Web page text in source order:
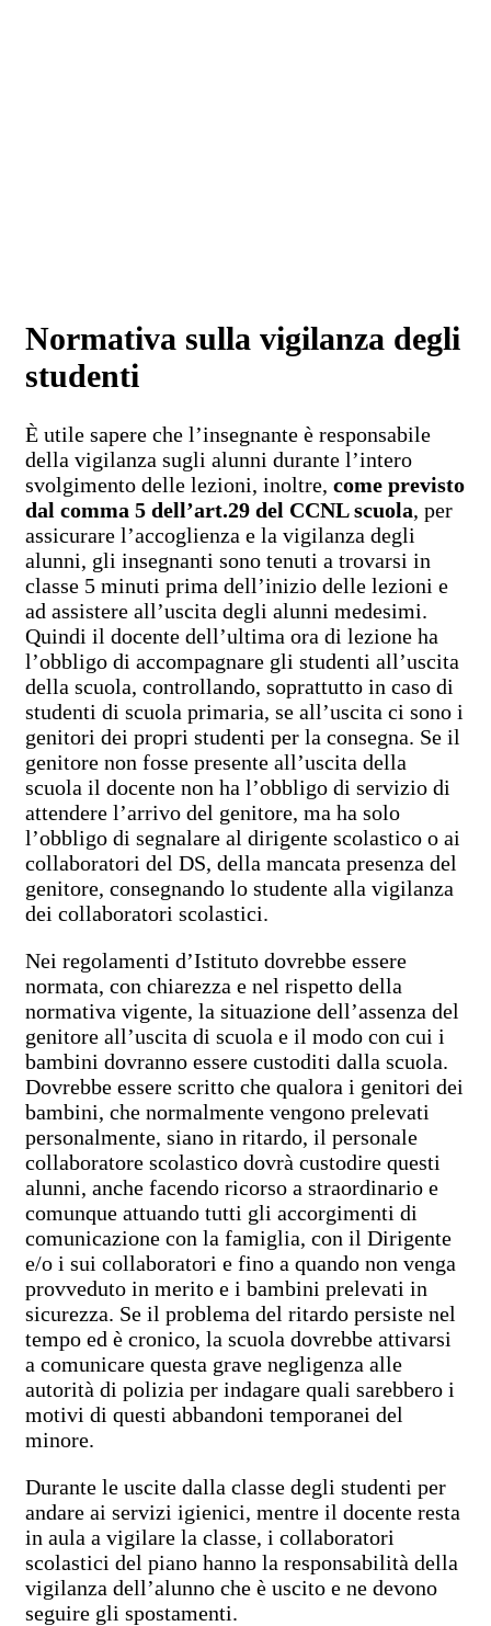
Normativa sulla vigilanza degli
studenti
È utile sapere che l’insegnante è responsabile
della vigilanza sugli alunni durante l’intero
svolgimento delle lezioni, inoltre, come previsto
dal comma 5 dell’art.29 del CCNL scuola, per
assicurare l’accoglienza e la vigilanza degli
alunni, gli insegnanti sono tenuti a trovarsi in
classe 5 minuti prima dell’inizio delle lezioni e
ad assistere all’uscita degli alunni medesimi.
Quindi il docente dell’ultima ora di lezione ha
l’obbligo di accompagnare gli studenti all’uscita
della scuola, controllando, soprattutto in caso di
studenti di scuola primaria, se all’uscita ci sono i
genitori dei propri studenti per la consegna. Se il
genitore non fosse presente all’uscita della
scuola il docente non ha l’obbligo di servizio di
attendere l’arrivo del genitore, ma ha solo
l’obbligo di segnalare al dirigente scolastico o ai
collaboratori del DS, della mancata presenza del
genitore, consegnando lo studente alla vigilanza
dei collaboratori scolastici.
Nei regolamenti d’Istituto dovrebbe essere
normata, con chiarezza e nel rispetto della
normativa vigente, la situazione dell’assenza del
genitore all’uscita di scuola e il modo con cui i
bambini dovranno essere custoditi dalla scuola.
Dovrebbe essere scritto che qualora i genitori dei
bambini, che normalmente vengono prelevati
personalmente, siano in ritardo, il personale
collaboratore scolastico dovrà custodire questi
alunni, anche facendo ricorso a straordinario e
comunque attuando tutti gli accorgimenti di
comunicazione con la famiglia, con il Dirigente
e/o i sui collaboratori e fino a quando non venga
provveduto in merito e i bambini prelevati in
sicurezza. Se il problema del ritardo persiste nel
tempo ed è cronico, la scuola dovrebbe attivarsi
a comunicare questa grave negligenza alle
autorità di polizia per indagare quali sarebbero i
motivi di questi abbandoni temporanei del
minore.
Durante le uscite dalla classe degli studenti per
andare ai servizi igienici, mentre il docente resta
in aula a vigilare la classe, i collaboratori
scolastici del piano hanno la responsabilità della
vigilanza dell’alunno che è uscito e ne devono
seguire gli spostamenti.